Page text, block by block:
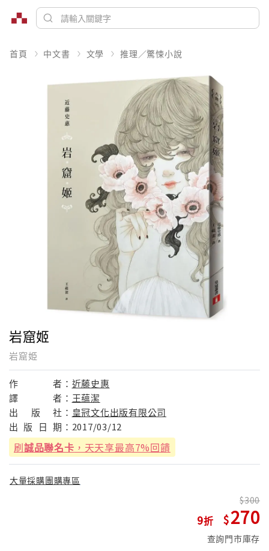
首頁 中文書 文學 推理／驚悚小說
岩窟姬
岩窟姫
作 者： 近藤史惠
譯
者： 王蘊潔
出
版 社： 皇冠文化出版有限公司
出 版 日 期： 2017/03/12
刷誠品聯名卡 ，天天享最高7%回饋
大量採購團購專區
9
300
270
查詢門市庫存